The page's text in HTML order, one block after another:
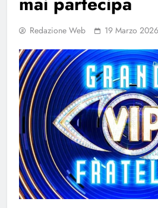
Redazione Web 19 Marzo